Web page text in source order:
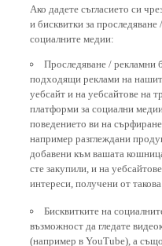
Ако дадете съгласието си
и бисквитки за
социалните медии:
Проследяване / рекламни
подходящи реклами на
уебсайт и на уебсайтове на
платформи за социални
поведението ви на
например разглеждани
добавени към вашата
сте закупили, и на
интереси, получени от
Бисквитките на
възможност да гледате
(например в YouTube), а